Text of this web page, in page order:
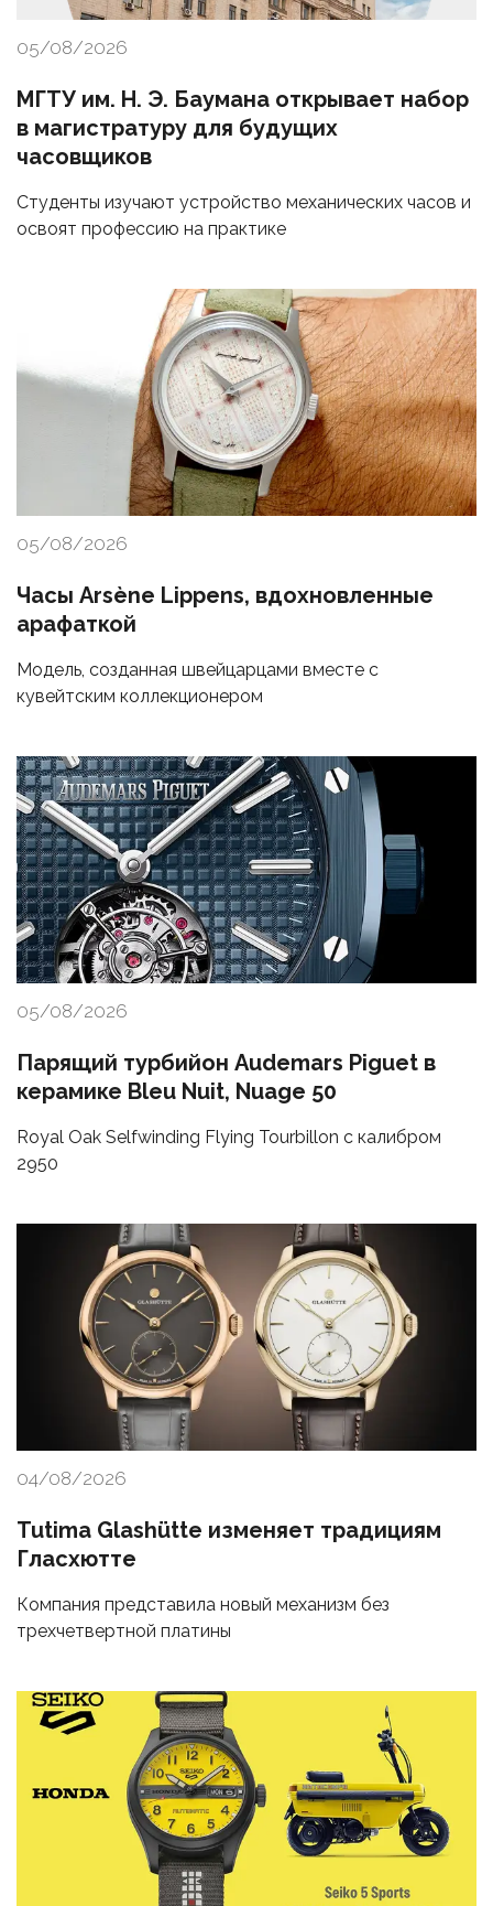
05/08/2026
МГТУ им. Н. Э. Баумана открывает набор
в магистратуру для будущих
часовщиков
Студенты изучают устройство механических часов и
освоят профессию на практике
05/08/2026
Часы Arsène Lippens, вдохновленные
арафаткой
Модель, созданная швейцарцами вместе с
кувейтским коллекционером
05/08/2026
Парящий турбийон Audemars Piguet в
керамике Bleu Nuit, Nuage 50
Royal Oak Selfwinding Flying Tourbillon с калибром
2950
04/08/2026
Tutima Glashütte изменяет традициям
Гласхютте
Компания представила новый механизм без
трехчетвертной платины